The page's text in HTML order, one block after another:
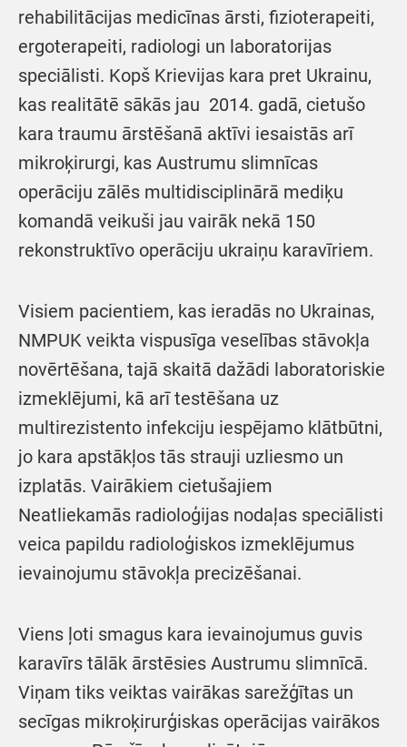
rehabilitācijas medicīnas ārsti, fizioterapeiti,
ergoterapeiti, radiologi un laboratorijas
speciālisti. Kopš Krievijas kara pret Ukrainu,
kas realitātē sākās jau 2014. gadā, cietušo
kara traumu ārstēšanā aktīvi iesaistās arī
mikroķirurgi, kas Austrumu slimnīcas
operāciju zālēs multidisciplinārā mediķu
komandā veikuši jau vairāk nekā 150
rekonstruktīvo operāciju ukraiņu karavīriem.
Visiem pacientiem, kas ieradās no Ukrainas,
NMPUK veikta vispusīga veselības stāvokļa
novērtēšana, tajā skaitā dažādi laboratoriskie
izmeklējumi, kā arī testēšana uz
multirezistento infekciju iespējamo klātbūtni,
jo kara apstākļos tās strauji uzliesmo un
izplatās. Vairākiem cietušajiem
Neatliekamās radioloģijas nodaļas speciālisti
veica papildu radioloģiskos izmeklējumus
ievainojumu stāvokļa precizēšanai.
Viens ļoti smagus kara ievainojumus guvis
karavīrs tālāk ārstēsies Austrumu slimnīcā.
Viņam tiks veiktas vairākas sarežģītas un
secīgas mikroķirurģiskas operācijas vairākos